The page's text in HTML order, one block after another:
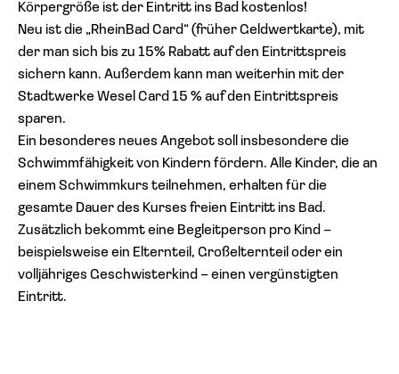
Körpergröße ist der Eintritt ins Bad kostenlos!
Neu ist die „RheinBad Card“ (früher Geldwertkarte), mit
der man sich bis zu 15% Rabatt auf den Eintrittspreis
sichern kann. Außerdem kann man weiterhin mit der
Stadtwerke Wesel Card 15 % auf den Eintrittspreis
sparen.
Ein besonderes neues Angebot soll insbesondere die
Schwimmfähigkeit von Kindern fördern. Alle Kinder, die an
einem Schwimmkurs teilnehmen, erhalten für die
gesamte Dauer des Kurses freien Eintritt ins Bad.
Zusätzlich bekommt eine Begleitperson pro Kind –
beispielsweise ein Elternteil, Großelternteil oder ein
volljähriges Geschwisterkind – einen vergünstigten
Eintritt.